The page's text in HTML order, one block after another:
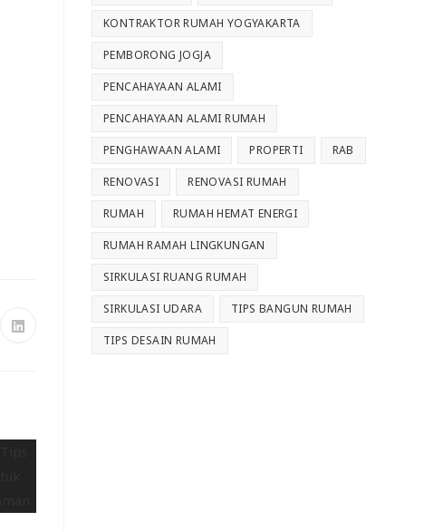
KONTRAKTOR RUMAH YOGYAKARTA
PEMBORONG JOGJA
PENCAHAYAAN ALAMI
PENCAHAYAAN ALAMI RUMAH
PENGHAWAAN ALAMI PROPERTI RAB
RENOVASI RENOVASI RUMAH
RUMAH RUMAH HEMAT ENERGI
RUMAH RAMAH LINGKUNGAN
SIRKULASI RUANG RUMAH
SIRKULASI UDARA TIPS BANGUN RUMAH
TIPS DESAIN RUMAH